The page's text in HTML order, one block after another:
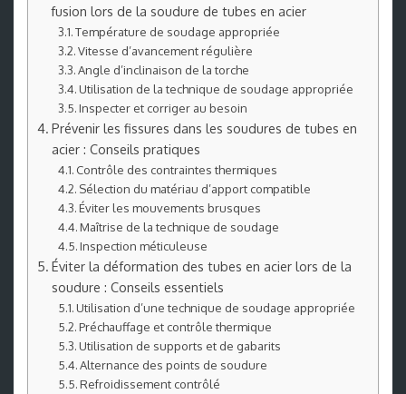
fusion lors de la soudure de tubes en acier
Température de soudage appropriée
Vitesse d’avancement régulière
Angle d’inclinaison de la torche
Utilisation de la technique de soudage appropriée
Inspecter et corriger au besoin
Prévenir les fissures dans les soudures de tubes en
acier : Conseils pratiques
Contrôle des contraintes thermiques
Sélection du matériau d’apport compatible
Éviter les mouvements brusques
Maîtrise de la technique de soudage
Inspection méticuleuse
Éviter la déformation des tubes en acier lors de la
soudure : Conseils essentiels
Utilisation d’une technique de soudage appropriée
Préchauffage et contrôle thermique
Utilisation de supports et de gabarits
Alternance des points de soudure
Refroidissement contrôlé